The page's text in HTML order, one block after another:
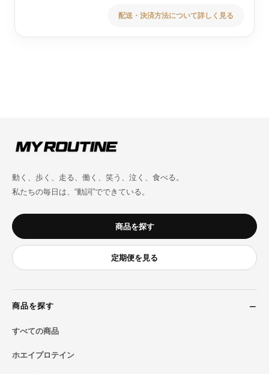
配送・決済方法について詳しく見る
動く、歩く、走る、働く、笑う、泣く、食べる。
私たちの毎日は、“動詞”でできている。
商品を探す
定期便を見る
商品を探す
すべての商品
ホエイプロテイン